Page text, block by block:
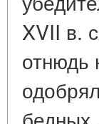
XVII в.
отнюдь